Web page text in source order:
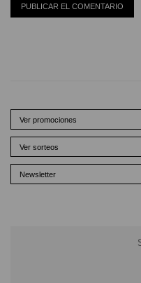
Ver promociones
Ver sorteos
Newsletter